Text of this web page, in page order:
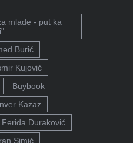
mlade - put ka
Burić
Kujović
Buybook
Kazaz
Ferida Duraković
Simić